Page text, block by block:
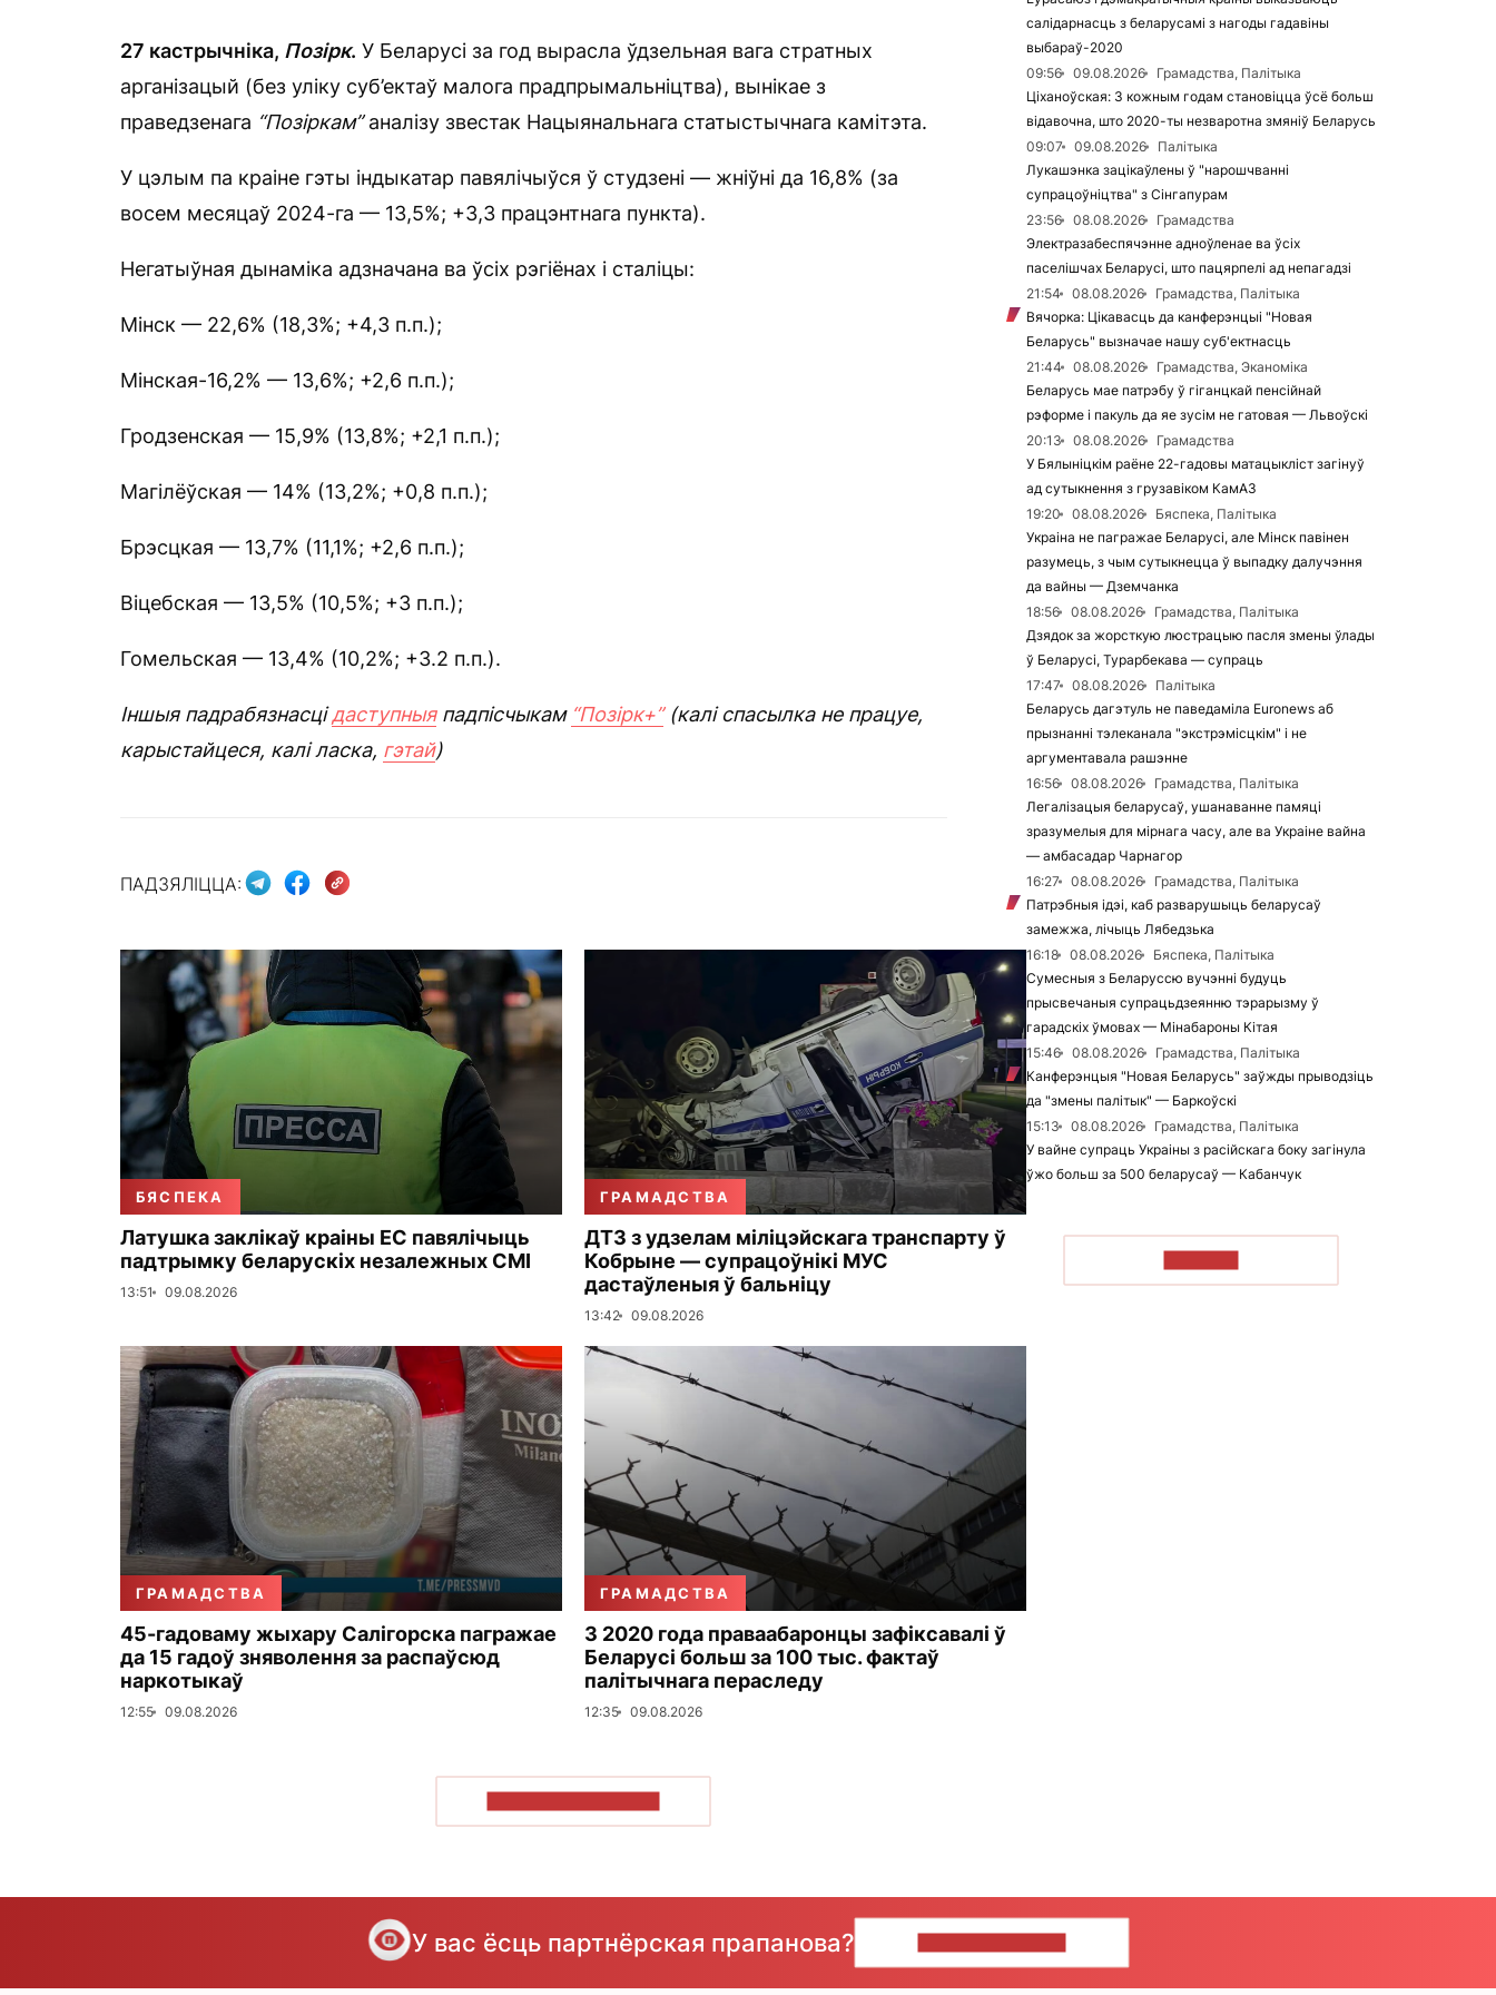
27 кастрычніка, Позірк. У Беларусі за год вырасла ўдзельная вага стратных
арганізацый (без уліку суб’ектаў малога прадпрымальніцтва), вынікае з
праведзенага “Позіркам”аналізу звестак Нацыянальнага статыстычнага камітэта.
У цэлым па краіне гэты індыкатар павялічыўся ў студзені — жніўні да 16,8% (за
восем месяцаў 2024-га — 13,5%; +3,3 працэнтнага пункта).
Негатыўная дынаміка адзначана ва ўсіх рэгіёнах і сталіцы:
Мінск — 22,6% (18,3%; +4,3 п.п.);
Мінская-16,2% — 13,6%; +2,6 п.п.);
Гродзенская — 15,9% (13,8%; +2,1 п.п.);
Магілёўская — 14% (13,2%; +0,8 п.п.);
Брэсцкая — 13,7% (11,1%; +2,6 п.п.);
Віцебская — 13,5% (10,5%; +3 п.п.);
Гомельская — 13,4% (10,2%; +3.2 п.п.).
Іншыя падрабязнасцідаступныяпадпісчыкам “Позірк+”(калі спасылка не працуе,
карыстайцеся, калі ласка, гэтай)
ПАДЗЯЛІЦЦА:
БЯСПЕКА
Латушка заклікаў краіны ЕС павялічыць
падтрымку беларускіх незалежных СМІ
13:51 09.08.2026
ГРАМАДСТВА
ДТЗ з удзелам міліцэйскага транспарту ў
Кобрыне — супрацоўнікі МУС
дастаўленыя ў бальніцу
13:42 09.08.2026
ГРАМАДСТВА
45-гадоваму жыхару Салігорска пагражае
да 15 гадоў зняволення за распаўсюд
наркотыкаў
12:55 09.08.2026
ГРАМАДСТВА
З 2020 года праваабаронцы зафіксавалі ў
Беларусі больш за 100 тыс. фактаў
палітычнага пераследу
12:35 09.08.2026
салідарнасць з беларусамі з нагоды гадавіны
выбараў-2020
09:56
09.08.2026
Грамадства, Палітыка
Ціханоўская: З кожным годам становіцца ўсё больш
відавочна, што 2020-ты незваротна змяніў Беларусь
09:07
09.08.2026
Палітыка
Лукашэнка зацікаўлены ў "нарошчванні
супрацоўніцтва" з Сінгапурам
23:56
08.08.2026
Грамадства
Электразабеспячэнне адноўленае ва ўсіх
паселішчах Беларусі, што пацярпелі ад непагадзі
21:54
08.08.2026
Грамадства, Палітыка
Вячорка: Цікавасць да канферэнцыі "Новая
Беларусь" вызначае нашу суб'ектнасць
21:44
08.08.2026
Грамадства, Эканоміка
Беларусь мае патрэбу ў гіганцкай пенсійнай
рэформе і пакуль да яе зусім не гатовая — Львоўскі
20:13
08.08.2026
Грамадства
У Бялыніцкім раёне 22-гадовы матацыкліст загінуў
ад сутыкнення з грузавіком КамАЗ
19:20
08.08.2026
Бяспека, Палітыка
Украіна не пагражае Беларусі, але Мінск павінен
разумець, з чым сутыкнецца ў выпадку далучэння
да вайны — Дземчанка
18:56
08.08.2026
Грамадства, Палітыка
Дзядок за жорсткую люстрацыю пасля змены ўлады
ў Беларусі, Турарбекава — супраць
17:47
08.08.2026
Палітыка
Беларусь дагэтуль не паведаміла Euronews аб
прызнанні тэлеканала "экстрэмісцкім" і не
аргументавала рашэнне
16:56
08.08.2026
Грамадства, Палітыка
Легалізацыя беларусаў, ушанаванне памяці
зразумелыя для мірнага часу, але ва Украіне вайна
— амбасадар Чарнагор
16:27
08.08.2026
Грамадства, Палітыка
Патрэбныя ідэі, каб разварушыць беларусаў
замежжа, лічыць Лябедзька
16:18
08.08.2026
Бяспека, Палітыка
Сумесныя з Беларуссю вучэнні будуць
прысвечаныя супрацьдзеянню тэрарызму ў
гарадскіх ўмовах — Мінабароны Кітая
15:46
08.08.2026
Грамадства, Палітыка
Канферэнцыя "Новая Беларусь" заўжды прыводзіць
да "змены палітык" — Баркоўскі
15:13
08.08.2026
Грамадства, Палітыка
У вайне супраць Украіны з расійскага боку загінула
ўжо больш за 500 беларусаў — Кабанчук
У вас ёсць партнёрская прапанова?